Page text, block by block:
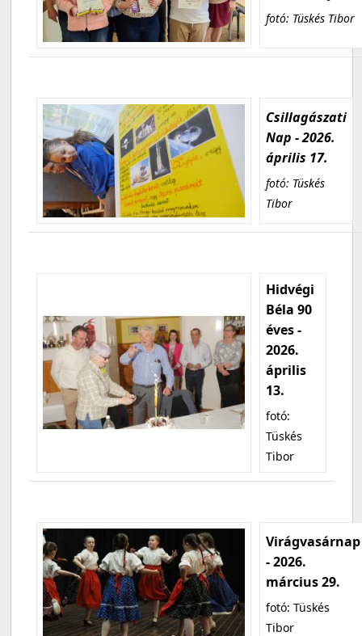
fotó: Tüskés Tibor
Csillagászati
Nap - 2026.
április 17.
fotó: Tüskés
Tibor
Hidvégi
Béla 90
éves -
2026.
április
13.
fotó:
Tüskés
Tibor
Virágvasárnap
- 2026.
március 29.
fotó: Tüskés
Tibor